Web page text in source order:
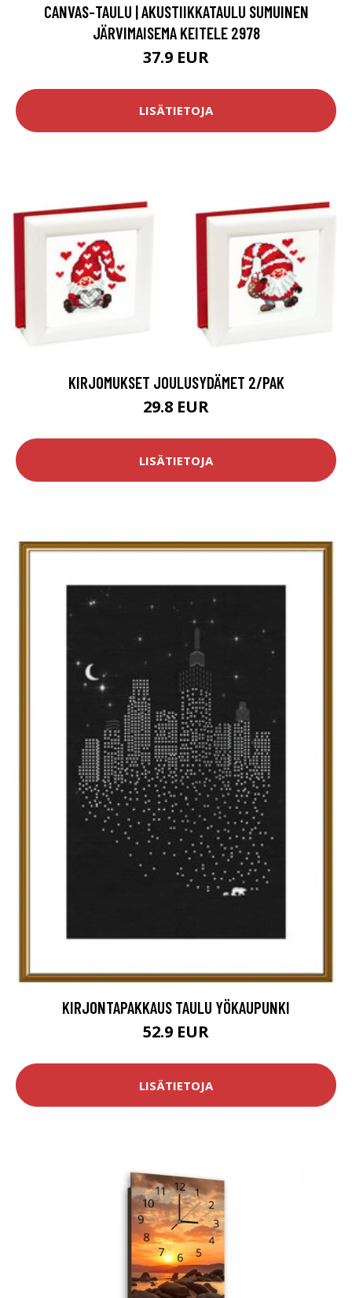
CANVAS-TAULU | AKUSTIIKKATAULU SUMUINEN
JÄRVIMAISEMA KEITELE 2978
37.9 EUR
LISÄTIETOJA
KIRJOMUKSET JOULUSYDÄMET 2/PAK
29.8 EUR
LISÄTIETOJA
KIRJONTAPAKKAUS TAULU YÖKAUPUNKI
52.9 EUR
LISÄTIETOJA